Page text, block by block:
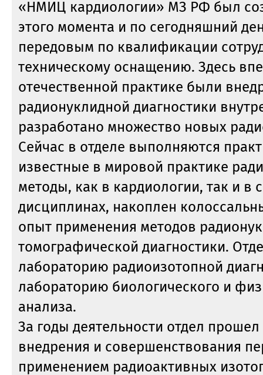
«НМИЦ кардиологии» МЗ РФ был
этого момента и по сегодняшний
передовым по квалификации
техническому оснащению. Здесь
отечественной практике были
радионуклидной диагностики
разработано множество новых
Сейчас в отделе выполняются
известные в мировой практике
методы, как в кардиологии, так и в
дисциплинах, накоплен
опыт применения методов
томографической диагностики.
лабораторию радиоизотопной
лабораторию биологического и
анализа.
За годы деятельности отдел прошел
внедрения и совершенствования
применением радиоактивных